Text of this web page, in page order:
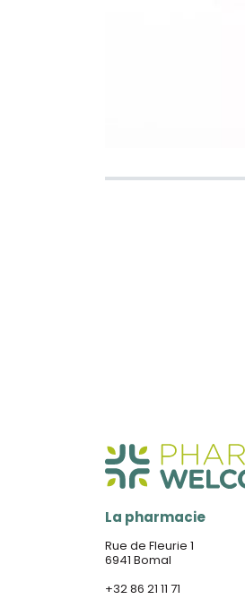
La pharmacie
Rue de Fleurie 1
6941 Bomal
+32 86 21 11 71